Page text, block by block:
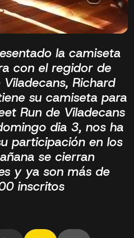
la camiseta
con el regidor de
Richard
su camiseta para
Run de Viladecans
dia 3, nos ha
participación en los
se cierran
y ya son más de
inscritos